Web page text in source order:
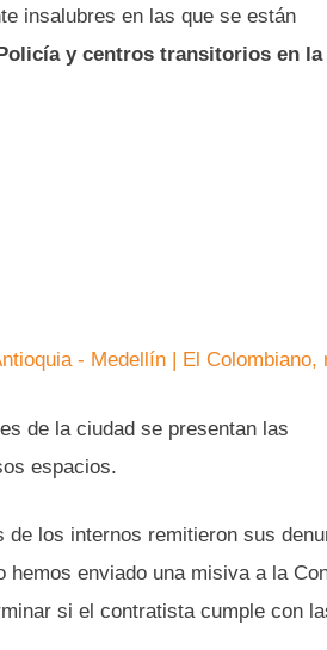
insalubres en las que se están
y centros transitorios en
de la ciudad se presentan las
espacios.
los internos remitieron sus
enviado una misiva a la
si el contratista cumple con